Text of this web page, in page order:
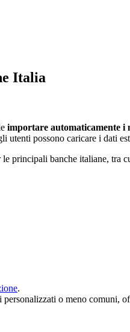
Italia
importare automaticamente i
utenti possono caricare i dati
principali banche italiane, tra
.
personalizzati o meno comuni,